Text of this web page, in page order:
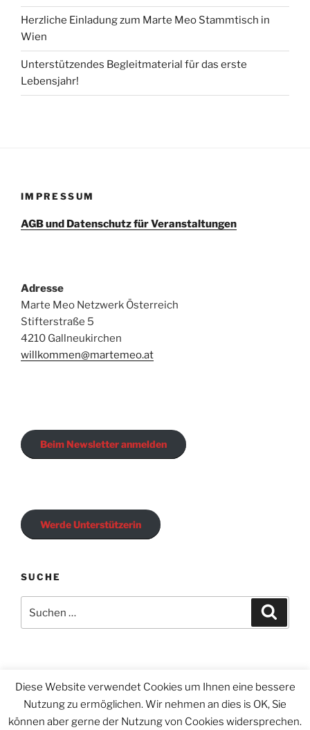
Herzliche Einladung zum Marte Meo Stammtisch in
Wien
Unterstützendes Begleitmaterial für das erste
Lebensjahr!
IMPRESSUM
AGB und Datenschutz für Veranstaltungen
Adresse
Marte Meo Netzwerk Österreich
Stifterstraße 5
4210 Gallneukirchen
willkommen@martemeo.at
Beim Newsletter anmelden
Werde Unterstützerin
SUCHE
nach:
Email
Diese Website verwendet Cookies um Ihnen eine bessere
Nutzung zu ermöglichen. Wir nehmen an dies is OK, Sie
können aber gerne der Nutzung von Cookies widersprechen.